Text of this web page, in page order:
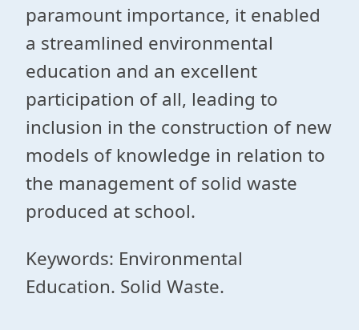
paramount importance, it enabled
a streamlined environmental
education and an excellent
participation of all, leading to
inclusion in the construction of new
models of knowledge in relation to
the management of solid waste
produced at school.
Keywords: Environmental
Education. Solid Waste.